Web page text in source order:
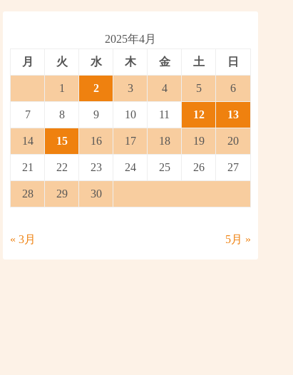
2025年4月
月
火 水 木 金 土 日
1 2 3 4 5 6
7 8 9 10 11 12 13
14 15 16 17 18 19 20
21 22 23 24 25 26 27
28 29 30
« 3月 5月 »